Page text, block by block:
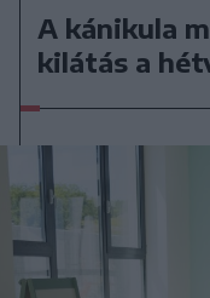
A kánikula
kilátás a